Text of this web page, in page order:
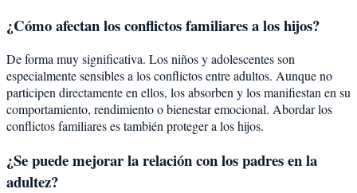
¿Cómo afectan los conflictos familiares a los hijos?
De forma muy significativa. Los niños y adolescentes son
especialmente sensibles a los conflictos entre adultos. Aunque no
participen directamente en ellos, los absorben y los manifiestan en su
comportamiento, rendimiento o bienestar emocional. Abordar los
conflictos familiares es también proteger a los hijos.
¿Se puede mejorar la relación con los padres en la
adultez?